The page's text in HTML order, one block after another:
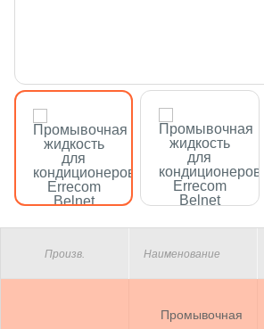
Произв. Наименование
Промывочная